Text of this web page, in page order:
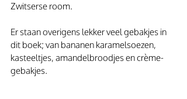
Zwitserse room.
Er staan overigens lekker veel gebakjes in
dit boek; van bananen karamelsoezen,
kasteeltjes, amandelbroodjes en crème-
gebakjes.